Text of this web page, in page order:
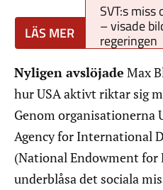
SVT:s miss
– visade
regeringen
Nyligen avslöjade Max
hur USA aktivt riktar sig
Genom organisationerna
Agency for International
(National Endowment for
underblåsa det sociala